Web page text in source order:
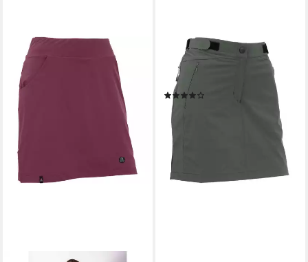
MAUL SPORT®
Hosenrock Rock Kristallkopf
ultra
ab 62,96 €
lieferbar - in 3-4 Werktagen bei dir